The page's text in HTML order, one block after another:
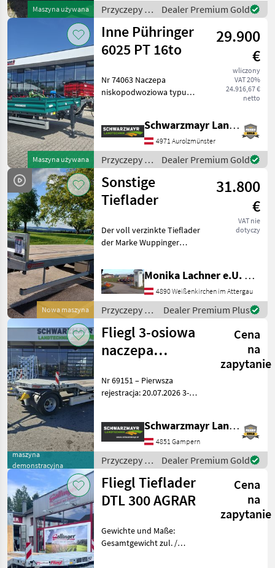
Marketplace
Oferty
dealerów
Ogłoszenia
drobne
Maszyna używana
Niskopodwoziowe
Przyczepy /
Fliegl
Dealer Premium Gold
Maszyna używana
Inne Pühringer
6025 PT 16to
29.900
€
wliczony
VAT 20%
24.916,67 €
netto
Nr 74063 Naczepa
niskopodwoziowa typu
dopuszczalna masa
całkowita 16 ton - z
rampami hydraulicznymi -
opony 445
Schwarzmayr Landtechnik GmbH - Aurolzmünster
4971 Aurolzmünster
Przyczepy /
Sonstige
Dealer Premium Gold
Nowa maszyna
Sonstige
Tieflader
31.800
€
VAT nie
dotyczy
Der voll verzinkte Tieflader
der Marke Wuppinger
und ist ideal für den
Transport von schweren
Lasten geeignet. Der
Monika Lachner e.U. Maschinenhandel
4890 Weißenkirchen im Attergau
Przyczepy /
Sonstige
Dealer Premium Plus
maszyna
demonstracyjna
Fliegl 3-osiowa
naczepa
Cena
na
zapytanie
Nr 69151 – Pierwsza
rejestracja: 20.07.2026 3-
wygięciem Podwozie -
Spawana konstrukcja
stalowa - Wózek obrotowy
z wytrzymałą o
Schwarzmayr Landtechnik GmbH - Gampern
4851 Gampern
Przyczepy /
Fliegl
Dealer Premium Gold
Fliegl Tieflader
DTL 300 AGRAR
Cena
na
zapytanie
Gewichte und Maße:
Gesamtgewicht zul. /